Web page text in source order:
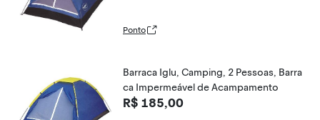
Ponto
Barraca Iglu, Camping, 2 Pessoas, Barra
ca Impermeável de Acampamento
R$ 185,00